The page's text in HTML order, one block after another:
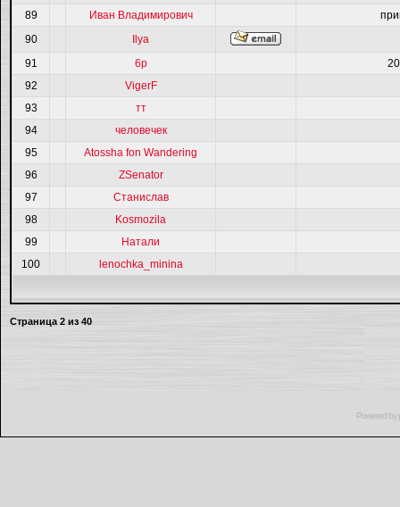
89
Иван Владимирович
90
Ilya
91
6p
92
VigerF
93
тт
94
человечек
95
Atossha fon Wandering
96
ZSenator
97
Станислав
98
Kosmozila
99
Натали
100
lenochka_minina
Страница 2 из 40
Powered by